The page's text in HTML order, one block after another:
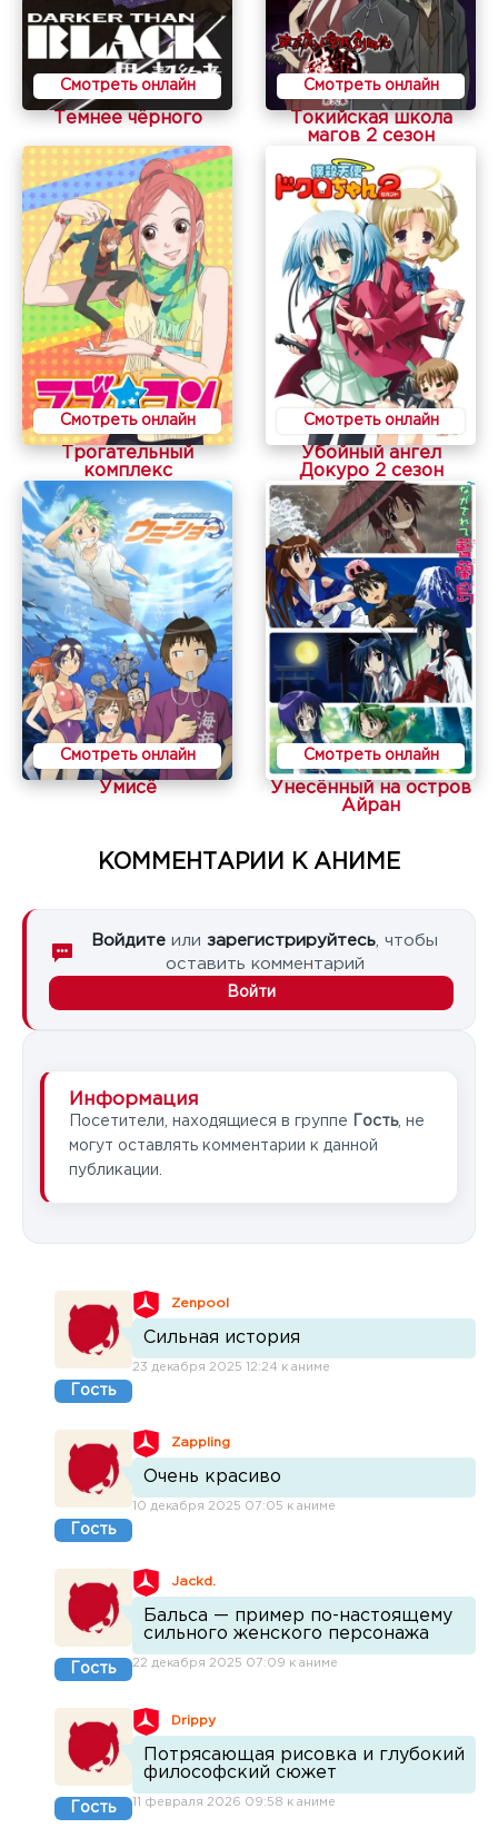
Смотреть онлайн
Темнее чёрного
Смотреть онлайн
Токийская школа
магов 2 сезон
Смотреть онлайн
Трогательный
комплекс
Смотреть онлайн
Убойный ангел
Докуро 2 сезон
Смотреть онлайн
Умисё
Смотреть онлайн
Унесённый на остров
Айран
КОММЕНТАРИИ К АНИМЕ
Войдите или зарегистрируйтесь , чтобы
оставить комментарий
Войти
Информация
Посетители, находящиеся в группе Гость, не
могут оставлять комментарии к данной
публикации.
Гость
Zenpool
Сильная история
23 декабря 2025 12:24 к аниме
Гость
Zappling
Очень красиво
10 декабря 2025 07:05 к аниме
Гость
Jackd.
Бальса — пример по-настоящему
сильного женского персонажа
22 декабря 2025 07:09 к аниме
Гость
Drippy
Потрясающая рисовка и глубокий
философский сюжет
11 февраля 2026 09:58 к аниме